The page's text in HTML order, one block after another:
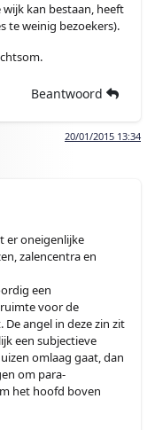
kan bestaan, heeft
te weinig bezoekers).
Beantwoord
20/01/2015 13:34
er oneigenlijke
zalencentra en
een
voor de
angel in deze zin zit
een subjectieve
omlaag gaat, dan
om para-
het hoofd boven